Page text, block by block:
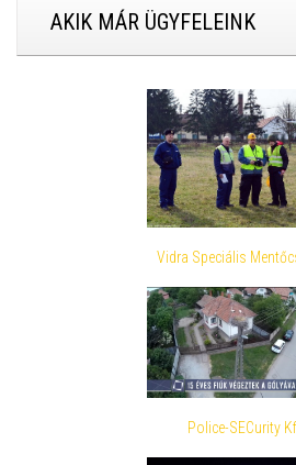
AKIK MÁR ÜGYFELEINK
Vidra Speciális
Police-SECurity